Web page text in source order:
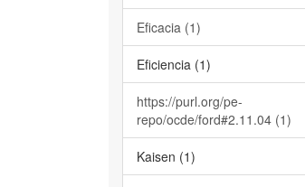
Eficacia (1)
Eficiencia (1)
https://purl.org/pe-
repo/ocde/ford#2.11.04 (1)
Kaisen (1)